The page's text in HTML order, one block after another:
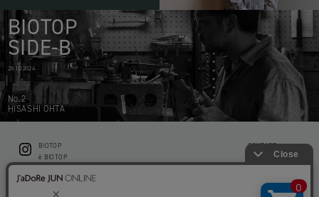
BIOTOP
SIDE-B
28.10.2024
No.2
HISASHI OHTA
BIOTOP
ë BIOTOP
KEEP GREEN BIOTOP
RAMUSIO BIOTOP FUKUOKA
CONTACT
PRIVACY POLICY
STORE INFO